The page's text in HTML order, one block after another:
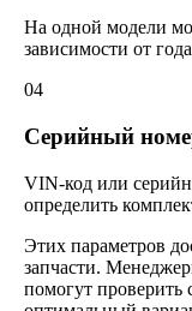
На одной модели
зависимости от
04
Серийный
VIN-код или
определить
Этих параметров
запчасти.
помогут проверить